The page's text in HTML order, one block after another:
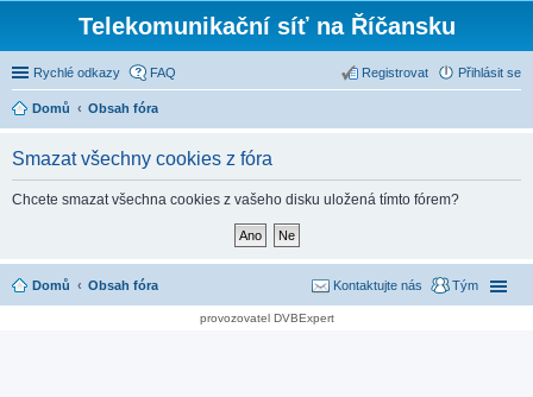
Telekomunikační síť na Říčansku
Rychlé odkazy FAQ Přihlásit se
Registrovat
Domů Obsah fóra
Smazat všechny cookies z fóra
Chcete smazat všechna cookies z vašeho disku uložená tímto fórem?
Domů Obsah fóra Tým
Kontaktujte nás
provozovatel DVBExpert